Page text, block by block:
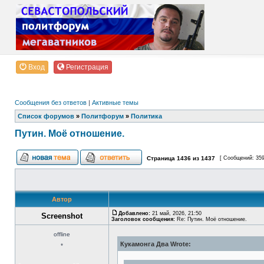
Вход Регистрация
Сообщения без ответов | Активные темы
Список форумов » Политфорум » Политика
Путин. Моё отношение.
Страница 1436 из 1437 [ Сообщений:
Автор
Screenshot Добавлено: 21 май, 2026, 21:50
Заголовок сообщения: Re: Путин. Моё отношение.
offline
*
Кукамонга Два Wrote: